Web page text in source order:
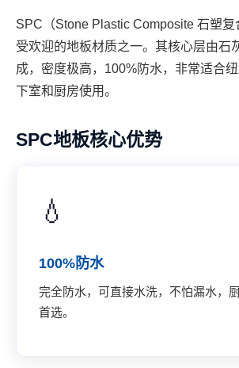
SPC（Stone Plastic Composite 石塑
受欢迎的地板材质之一。其核心层由石
成，密度极高，100%防水，非常适合
下室和厨房使用。
SPC地板核心优势
💧
100%防水
完全防水，可直接水洗，不怕漏水，
首选。